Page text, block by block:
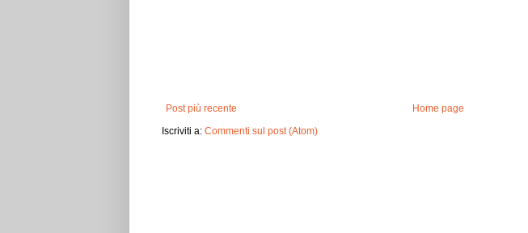
Post più recente
Home page
Iscriviti a: Commenti sul post (Atom)